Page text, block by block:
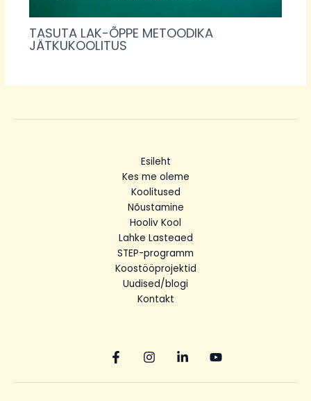
TASUTA LAK-ÕPPE METOODIKA
JÄTKUKOOLITUS
Esileht
Kes me oleme
Koolitused
Nõustamine
Hooliv Kool
Lahke Lasteaed
STEP-programm
Koostööprojektid
Uudised/blogi
Kontakt